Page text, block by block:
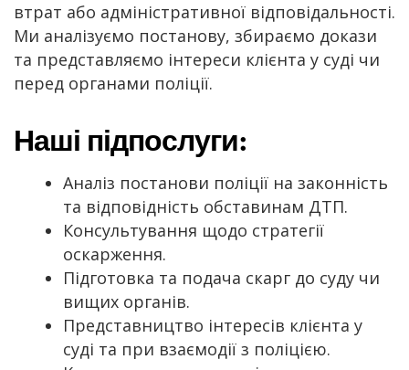
втрат або адміністративної відповідальності.
Ми аналізуємо постанову, збираємо докази
та представляємо інтереси клієнта у суді чи
перед органами поліції.
Наші підпослуги:
Аналіз постанови поліції на законність
та відповідність обставинам ДТП.
Консультування щодо стратегії
оскарження.
Підготовка та подача скарг до суду чи
вищих органів.
Представництво інтересів клієнта у
суді та при взаємодії з поліцією.